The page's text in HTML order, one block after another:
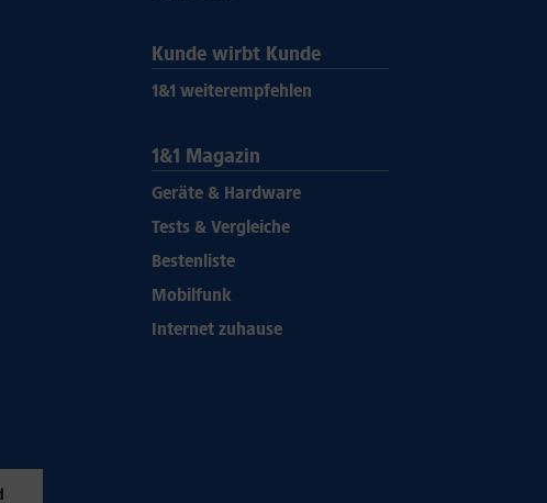
Kunde wirbt Kunde
1&1 weiterempfehlen
1&1 Magazin
Geräte & Hardware
Tests & Vergleiche
Bestenliste
Mobilfunk
Internet zuhause